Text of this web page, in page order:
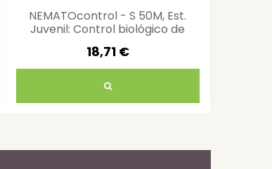
NEMATOcontrol - S 50M, Est.
Juvenil: Control biológico de
18,71 €